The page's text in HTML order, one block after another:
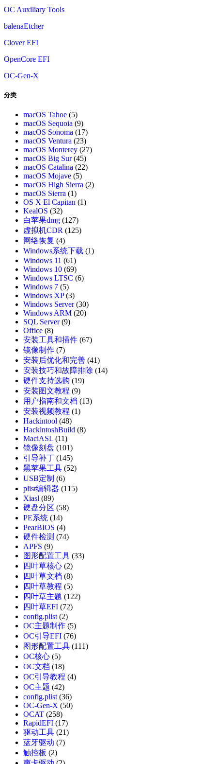
OC Auxiliary Tools
balenaEtcher
Clover EFI
OpenCore EFI
OC-Gen-X
分类
macOS Tahoe (5)
macOS Sequoia (9)
macOS Sonoma (17)
macOS Ventura (23)
macOS Monterey (27)
macOS Big Sur(45)
macOS Catalina (22)
macOS Mojave (5)
macOS High Sierra (2)
macOS Sierra (1)
OS X El Capitan (1)
KealOS (32)
白苹果dmg (127)
虚拟机CDR (125)
网络恢复 (4)
Windows系统下载 (1)
Windows 11 (61)
Windows 10 (69)
Windows LTSC (6)
Windows 7 (5)
Windows XP(3)
Windows Server(30)
Windows ARM (20)
SQL Server(9)
Office (8)
安装工具和插件 (67)
镜像制作 (7)
安装后优化和完善 (41)
安装技巧和故障排除 (14)
硬件支持选购 (19)
安装图文教程 (9)
用户指南和文档 (13)
安装视频教程 (1)
Hackintool (48)
HackintoshBuild (8)
MaciASL (11)
镜像刻盘 (101)
引导补丁 (145)
黑苹果工具 (52)
USB定制 (6)
plist编辑器 (115)
Xiasl (89)
硬盘分区 (58)
PE系统 (14)
PearBIOS (4)
硬件检测 (74)
APFS (9)
图形配置工具 (33)
四叶草核心 (2)
四叶草文档 (8)
四叶草教程 (5)
四叶草主题 (122)
四叶草EFI (72)
config.plist(2)
OC主题制作 (5)
OC引导EFI (76)
图形配置工具 (111)
OC核心 (5)
OC文档 (18)
OC引导教程 (4)
OC主题 (42)
config.plist(36)
OC-Gen-X (50)
OCAT (258)
RapidEFI (17)
驱动工具 (21)
蓝牙驱动 (7)
触控板 (2)